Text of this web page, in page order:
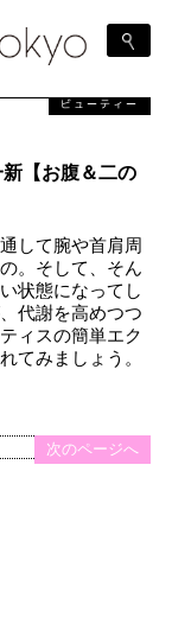
ビューティー
新【お腹＆二の
して腕や首肩周
。そして、そん
状態になってし
代謝を高めつつ
ィスの簡単エク
てみましょう。
次のページへ